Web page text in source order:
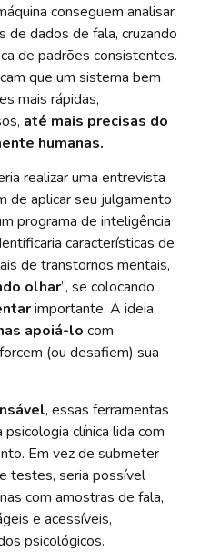
conseguem analisar
de dados de fala, cruzando
de padrões consistentes.
que um sistema bem
mais rápidas,
até mais precisas do
humanas.
realizar uma entrevista
de aplicar seu julgamento
programa de inteligência
características de
de transtornos mentais,
olhar”, se colocando
importante. A ideia
apoiá-lo com
(ou desafiem) sua
, essas ferramentas
clínica lida com
Em vez de submeter
testes, seria possível
com amostras de fala,
e acessíveis,
psicológicos.